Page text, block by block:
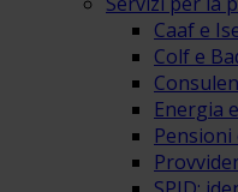
Caaf e
Colf e
Energia
Pensioni